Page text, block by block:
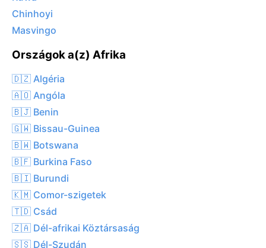
Chinhoyi
Masvingo
Országok a(z) Afrika
🇩🇿 Algéria
🇦🇴 Angóla
🇧🇯 Benin
🇬🇼 Bissau-Guinea
🇧🇼 Botswana
🇧🇫 Burkina Faso
🇧🇮 Burundi
🇰🇲 Comor-szigetek
🇹🇩 Csád
🇿🇦 Dél-afrikai Köztársaság
🇸🇸 Dél-Szudán